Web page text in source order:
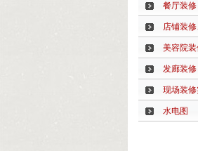
餐厅装修
店铺装
美容院
发廊装修
现场装
水电图